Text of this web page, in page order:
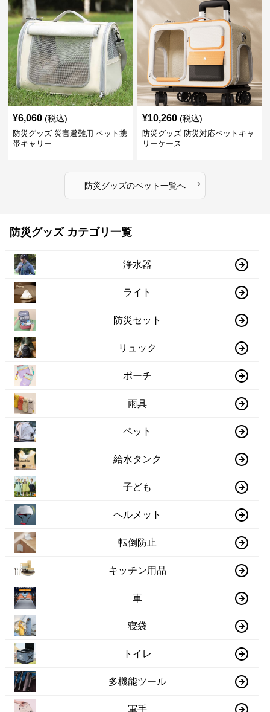
¥6,060 (税込)
防災グッズ 災害避難用 ペット携
帯キャリー
¥10,260 (税込)
防災グッズ 防災対応ペットキャ
リーケース
防災グッズのペット一覧へ ›
防災グッズ カテゴリ一覧
浄水器
ライト
防災セット
リュック
ポーチ
雨具
ペット
給水タンク
子ども
ヘルメット
転倒防止
キッチン用品
車
寝袋
トイレ
多機能ツール
軍手